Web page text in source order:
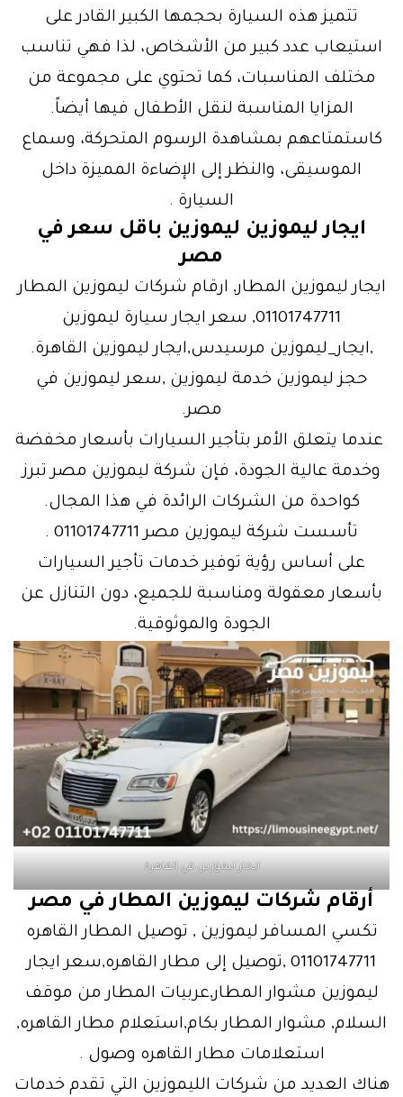
تتميز هذه السيارة بحجمها الكبير القادر على
استيعاب عدد كبير من الأشخاص، لذا فهي تناسب
مختلف المناسبات، كما تحتوي على مجموعة من
المزايا المناسبة لنقل الأطفال فيها أيضاً.
كاستمتاعهم بمشاهدة الرسوم المتحركة، وسماع
الموسيقى، والنظر إلى الإضاءة المميزة داخل
السيارة .
ايجار ليموزين ليموزين باقل سعر في
مصر
ايجار ليموزين المطار, ارقام شركات ليموزين المطار
01101747711, سعر ايجار سيارة ليموزين
,ايجار_ليموزين مرسيدس,ايجار ليموزين القاهرة.
حجز ليموزين خدمة ليموزين ,سعر ليموزين في
مصر.
عندما يتعلق الأمر بتأجير السيارات بأسعار مخفضة
وخدمة عالية الجودة، فإن شركة ليموزين مصر تبرز
كواحدة من الشركات الرائدة في هذا المجال.
تأسست شركة ليموزين مصر 01101747711 .
على أساس رؤية توفير خدمات تأجير السيارات
بأسعار معقولة ومناسبة للجميع، دون التنازل عن
الجودة والموثوقية.
ايجار ليموزين في القاهرة
أرقام شركات ليموزين المطار في مصر
تكسي المسافر ليموزين , توصيل المطار القاهره
01101747711 ,توصيل إلى مطار القاهره,سعر ايجار
ليموزين مشوار المطار,عربيات المطار من موقف
السلام, مشوار المطار بكام,استعلام مطار القاهره,
استعلامات مطار القاهره وصول .
هناك العديد من شركات الليموزين التي تقدم خدمات